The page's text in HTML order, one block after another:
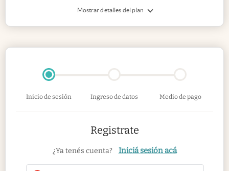
Mostrar detalles del plan
Inicio de sesión Ingreso de datos Medio de pago
Registrate
¿Ya tenés cuenta? Iniciá sesión acá